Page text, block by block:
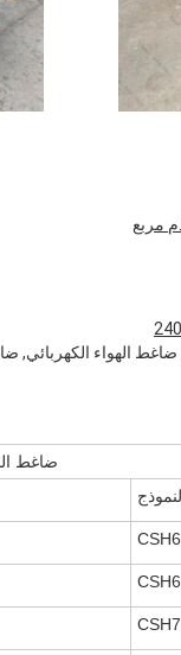
ضاغط الهواء الكهربائي,
ضاغط